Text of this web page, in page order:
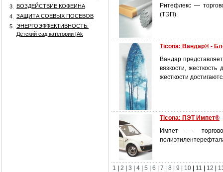
3.
ВОЗДЕЙСТВИЕ КОФЕИНА
4.
ЗАЩИТА СОЕВЫХ ПОСЕВОВ
5.
ЭНЕРГОЭФФЕКТИВНОСТЬ:
Детский сад категории [Аk
Ритефлекс —
(ТЭП).
Ticona: Вандар® -
Вандар
вязкости,
жесткости
Ticona: ПЭТ Импет®
Импет —
1 2 3 4 5 6 7 8 9 10 11 12